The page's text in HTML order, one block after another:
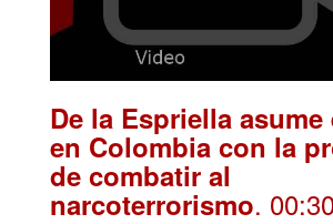
De la Espriella
en Colombia con la
de combatir al
narcoterrorismo.